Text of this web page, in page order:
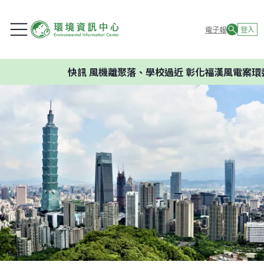
電子報 登入
風機離聚落、學校過近 彰化福漢風電案環委建議